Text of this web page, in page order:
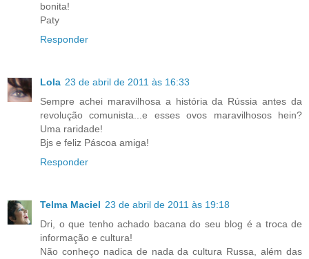
bonita!
Paty
Responder
Lola 23 de abril de 2011 às 16:33
Sempre achei maravilhosa a história da Rússia antes da
revolução comunista...e esses ovos maravilhosos hein?
Uma raridade!
Bjs e feliz Páscoa amiga!
Responder
Telma Maciel 23 de abril de 2011 às 19:18
Dri, o que tenho achado bacana do seu blog é a troca de
informação e cultura!
Não conheço nadica de nada da cultura Russa, além das